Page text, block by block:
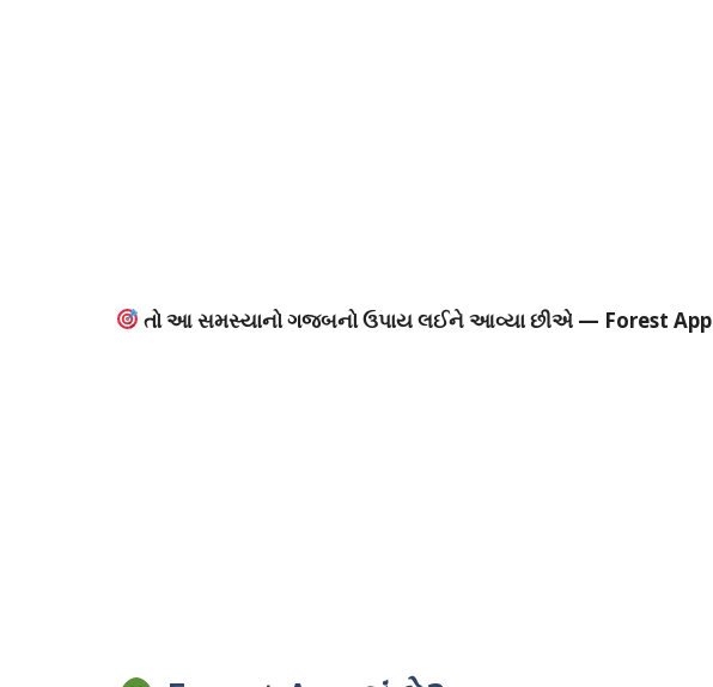
તો આ સમસ્યાનો ગજબનો ઉપાય લઈને આવ્યા છીએ — Forest App